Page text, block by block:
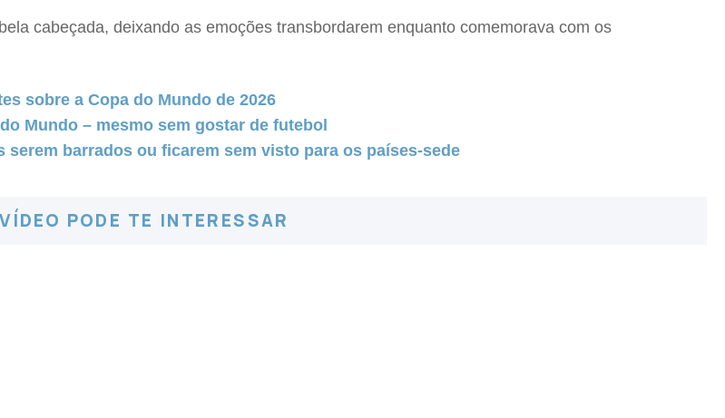
cabeçada, deixando as emoções transbordarem enquanto comemorava com os
sobre a Copa do Mundo de 2026
Mundo – mesmo sem gostar de futebol
barrados ou ficarem sem visto para os países-sede
PODE TE INTERESSAR